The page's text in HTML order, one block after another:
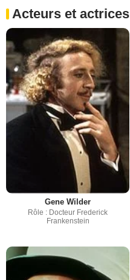
Acteurs et actrices
Gene Wilder
Rôle : Docteur Frederick
Frankenstein